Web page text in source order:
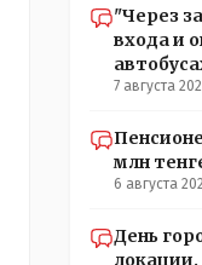
нас прогресс
руку. Любую
похерить(
"Через
входа и
7 августа
млн
6 августа
День